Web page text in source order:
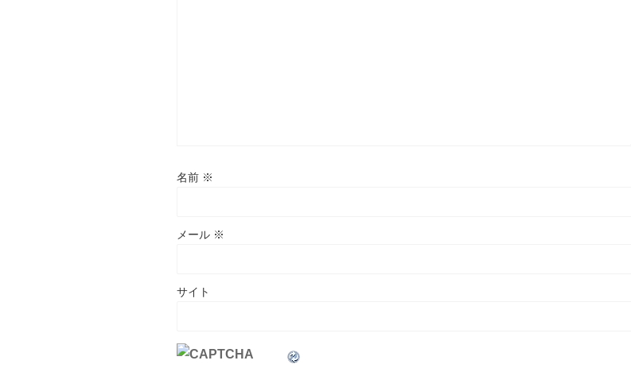
名前 ※
メール ※
サイト